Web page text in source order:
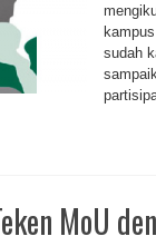
sudah
MoU